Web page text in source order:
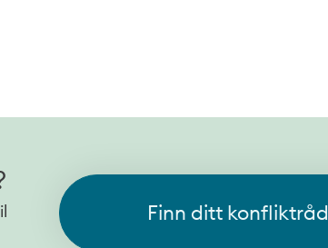
Finn ditt konfliktråd